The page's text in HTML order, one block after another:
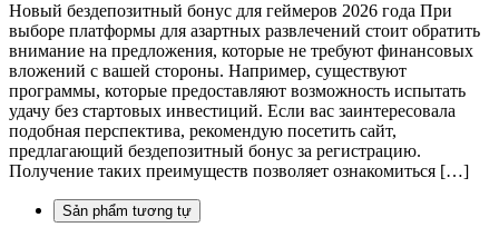
Новый бездепозитный бонус для геймеров 2026 года При
выборе платформы для азартных развлечений стоит обратить
внимание на предложения, которые не требуют финансовых
вложений с вашей стороны. Например, существуют
программы, которые предоставляют возможность испытать
удачу без стартовых инвестиций. Если вас заинтересовала
подобная перспектива, рекомендую посетить сайт,
предлагающий бездепозитный бонус за регистрацию.
Получение таких преимуществ позволяет ознакомиться […]
Sản phẩm tương tự